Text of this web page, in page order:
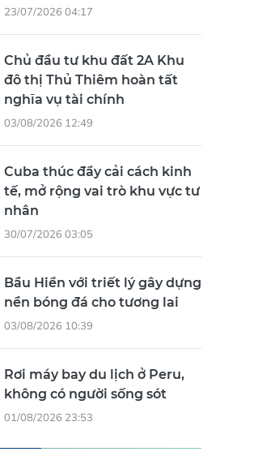
23/07/2026 04:17
Chủ đầu tư khu đất 2A Khu
đô thị Thủ Thiêm hoàn tất
nghĩa vụ tài chính
03/08/2026 12:49
Cuba thúc đẩy cải cách kinh
tế, mở rộng vai trò khu vực tư
nhân
30/07/2026 03:05
Bầu Hiển với triết lý gây dựng
nền bóng đá cho tương lai
03/08/2026 10:39
Rơi máy bay du lịch ở Peru,
không có người sống sót
01/08/2026 23:53